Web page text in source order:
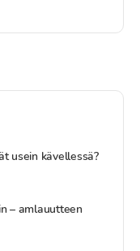
usein kävellessä?
– amlauutteen